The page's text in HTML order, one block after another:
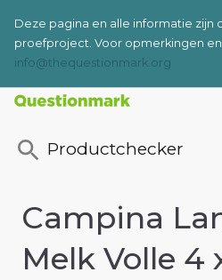
Deze pagina en alle informatie zijn
proefproject. Voor opmerkingen
info@thequestionmark.org
Productchecker
Campina
Melk Volle 4